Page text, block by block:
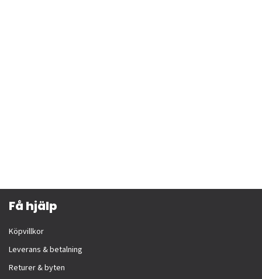
Få hjälp
Köpvillkor
Leverans & betalning
Returer & byten